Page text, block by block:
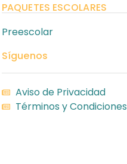
PAQUETES ESCOLARES
Preescolar
Síguenos
Aviso de Privacidad
Términos y Condiciones